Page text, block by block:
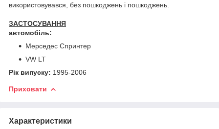
використовувався, без пошкоджень і пошкоджень.
ЗАСТОСУВАННЯ
автомобіль:
Мерседес Спринтер
VW LT
Рік випуску: 1995-2006
Приховати
Характеристики